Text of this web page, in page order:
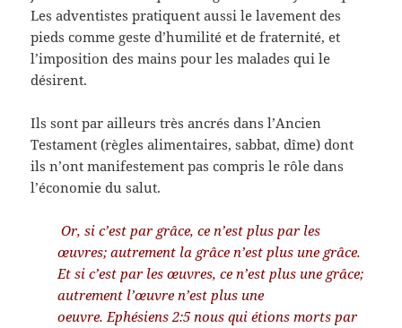
Les adventistes pratiquent aussi le lavement des
pieds comme geste d’humilité et de fraternité, et
l’imposition des mains pour les malades qui le
désirent.
Ils sont par ailleurs très ancrés dans l’Ancien
Testament (règles alimentaires, sabbat, dîme) dont
ils n’ont manifestement pas compris le rôle dans
l’économie du salut.
Or, si c’est par grâce, ce n’est plus par les
œuvres; autrement la grâce n’est plus une grâce.
Et si c’est par les œuvres, ce n’est plus une grâce;
autrement l’œuvre n’est plus une
oeuvre. Ephésiens 2:5 nous qui étions morts par